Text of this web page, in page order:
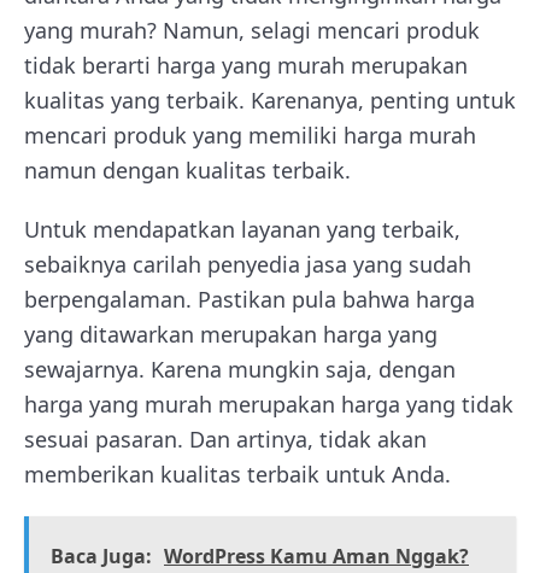
yang murah? Namun, selagi mencari produk
tidak berarti harga yang murah merupakan
kualitas yang terbaik. Karenanya, penting untuk
mencari produk yang memiliki harga murah
namun dengan kualitas terbaik.
Untuk mendapatkan layanan yang terbaik,
sebaiknya carilah penyedia jasa yang sudah
berpengalaman. Pastikan pula bahwa harga
yang ditawarkan merupakan harga yang
sewajarnya. Karena mungkin saja, dengan
harga yang murah merupakan harga yang tidak
sesuai pasaran. Dan artinya, tidak akan
memberikan kualitas terbaik untuk Anda.
Baca Juga: WordPress Kamu Aman Nggak?